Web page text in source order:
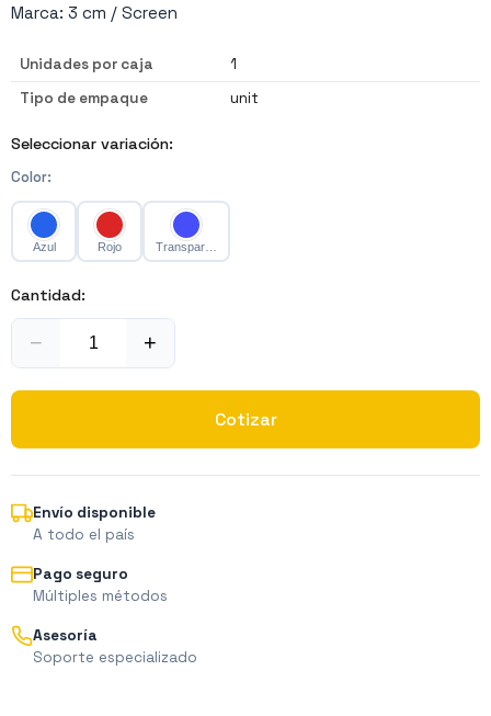
Marca: 3 cm / Screen
Unidades por caja
1
Tipo de empaque
unit
Seleccionar variación:
Color:
Azul Rojo Transparente
Cantidad:
− +
Cotizar
Envío disponible
A todo el país
Pago seguro
Múltiples métodos
Asesoría
Soporte especializado